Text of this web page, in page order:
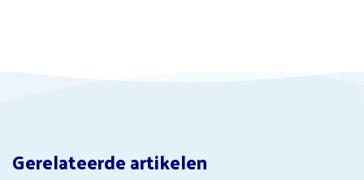
Gerelateerde artikelen